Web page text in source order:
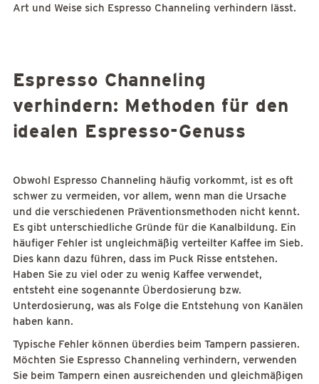
Art und Weise sich Espresso Channeling verhindern lässt.
Espresso Channeling
verhindern: Methoden für den
idealen Espresso-Genuss
Obwohl Espresso Channeling häufig vorkommt, ist es oft
schwer zu vermeiden, vor allem, wenn man die Ursache
und die verschiedenen Präventionsmethoden nicht kennt.
Es gibt unterschiedliche Gründe für die Kanalbildung. Ein
häufiger Fehler ist ungleichmäßig verteilter Kaffee im Sieb.
Dies kann dazu führen, dass im Puck Risse entstehen.
Haben Sie zu viel oder zu wenig Kaffee verwendet,
entsteht eine sogenannte Überdosierung bzw.
Unterdosierung, was als Folge die Entstehung von Kanälen
haben kann.
Typische Fehler können überdies beim Tampern passieren.
Möchten Sie Espresso Channeling verhindern, verwenden
Sie beim Tampern einen ausreichenden und gleichmäßigen